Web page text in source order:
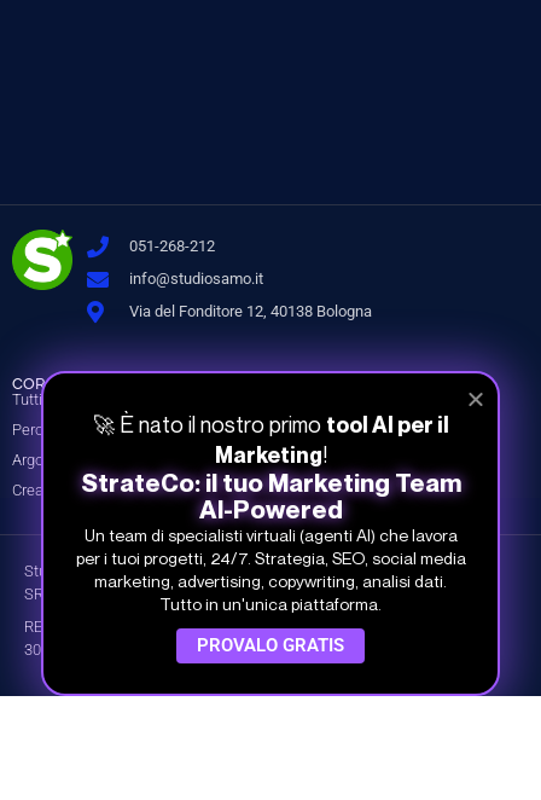
051-268-212
info@studiosamo.it
Via del Fonditore 12, 40138 Bologna
CORSI
Tutti i corsi
Percorsi
Argomenti
Crea il tuo piano
Piani per team
Prova gratis
I nostri Docenti
Contatti
Studio Samo Pro® è un marchio registrato di CENTRO STUDI SAMO
SRL
REA-CCIAA BO 504674 – P.IVA e C.F.: 03259561201 – Capitale Sociale
30.000,00 € i.v.
🚀 È nato il nostro primo tool AI per il
Marketing!
StrateCo: il tuo Marketing Team
AI-Powered
Un team di specialisti virtuali (agenti AI) che lavora
per i tuoi progetti, 24/7. Strategia, SEO, social media
marketing, advertising, copywriting, analisi dati.
Tutto in un'unica piattaforma.
PROVALO GRATIS